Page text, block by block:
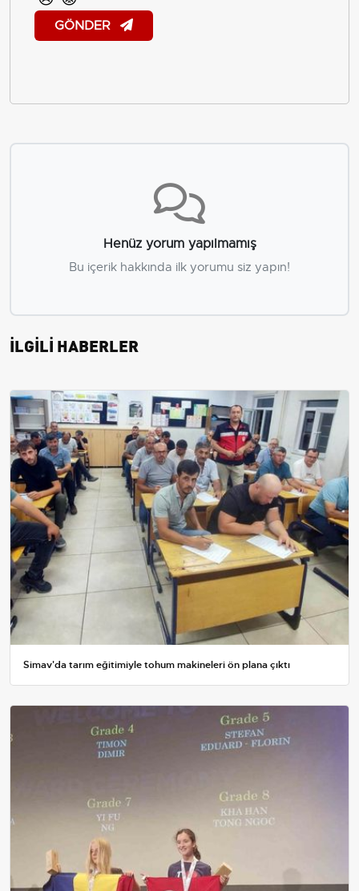
GÖNDER
Henüz yorum yapılmamış
Bu içerik hakkında ilk yorumu siz yapın!
İLGİLİ HABERLER
Simav'da tarım eğitimiyle tohum makineleri ön plana çıktı